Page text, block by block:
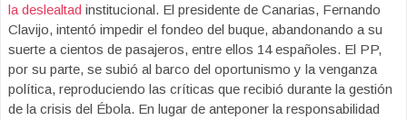
la deslealtad institucional. El presidente de Canarias, Fernando
Clavijo, intentó impedir el fondeo del buque, abandonando a su
suerte a cientos de pasajeros, entre ellos 14 españoles. El PP,
por su parte, se subió al barco del oportunismo y la venganza
política, reproduciendo las críticas que recibió durante la gestión
de la crisis del Ébola. En lugar de anteponer la responsabilidad